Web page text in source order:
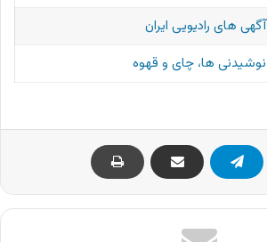
آگهی های رادیویی ایران
نوشیدنی ها، چای و قهوه